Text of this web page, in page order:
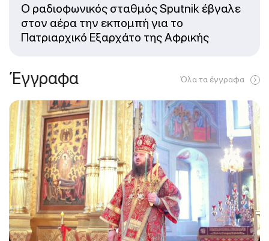
Ο ραδιοφωνικός σταθμός Sputnik έβγαλε
στον αέρα την εκπομπή για το
Πατριαρχικό Εξαρχάτο της Αφρικής
Έγγραφα Όλα τα έγγραφα